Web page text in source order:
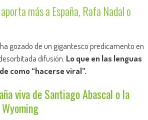
más a España, Rafa Nadal o
ha gozado de un gigantesco predicamento en
difusión. Lo que en las lenguas
como “hacerse viral”.
viva de Santiago Abascal o la